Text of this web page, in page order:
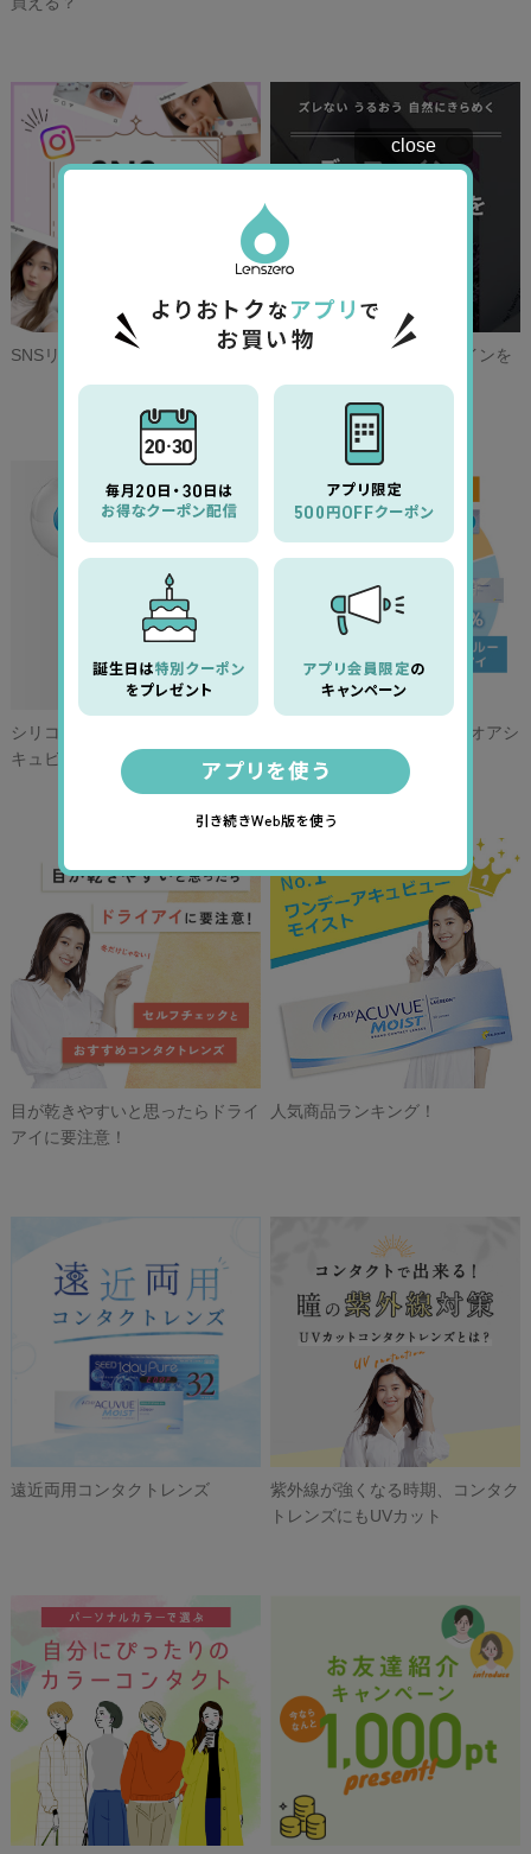
SNSリアルな着画をチェック！
ディファイン、7つのデザインを
徹底比較
シリコーンハイドロゲル素材のア
キュビューはココがスゴイ！
モイストとトゥルーアイとオアシ
スの違いをご存知ですか？
目が乾きやすいと思ったらドライ
アイに要注意！
人気商品ランキング！
遠近両用コンタクトレンズ
紫外線が強くなる時期、コンタク
トレンズにもUVカット
close